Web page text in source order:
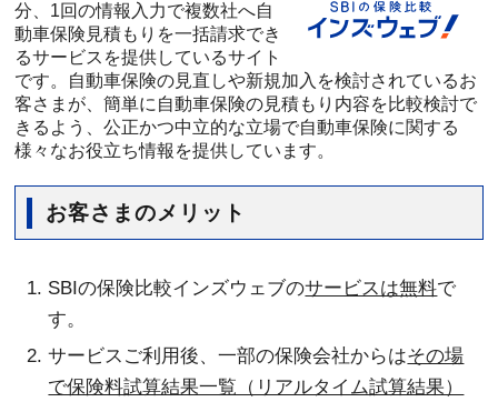
分、1回の情報入力で複数社へ自
動車保険見積もりを一括請求でき
るサービスを提供しているサイト
です。自動車保険の見直しや新規加入を検討されているお
客さまが、簡単に自動車保険の見積もり内容を比較検討で
きるよう、公正かつ中立的な立場で自動車保険に関する
様々なお役立ち情報を提供しています。
お客さまのメリット
SBIの保険比較インズウェブのサービスは無料で
す。
サービスご利用後、一部の保険会社からはその場
で保険料試算結果一覧（リアルタイム試算結果）